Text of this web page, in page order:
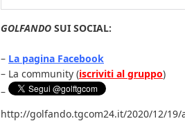
GOLFANDO SUI SOCIAL:
– La pagina Facebook
– La community (iscriviti al gruppo)
–
http://golfando.tgcom24.it/2020/12/